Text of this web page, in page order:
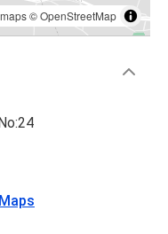
©OpenStreetMap